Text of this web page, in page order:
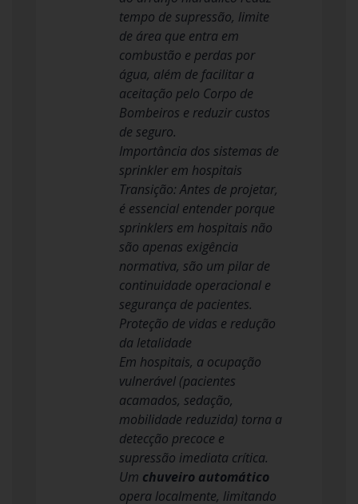
tempo de supressão, limite
de área que entra em
combustão e perdas por
água, além de facilitar a
aceitação pelo Corpo de
Bombeiros e reduzir custos
de seguro.
Importância dos sistemas de
sprinkler em hospitais
Transição: Antes de projetar,
é essencial entender porque
sprinklers em hospitais não
são apenas exigência
normativa, são um pilar de
continuidade operacional e
segurança de pacientes.
Proteção de vidas e redução
da letalidade
Em hospitais, a ocupação
vulnerável (pacientes
acamados, sedação,
mobilidade reduzida) torna a
detecção precoce e
supressão imediata crítica.
Um chuveiro automático
opera localmente, limitando